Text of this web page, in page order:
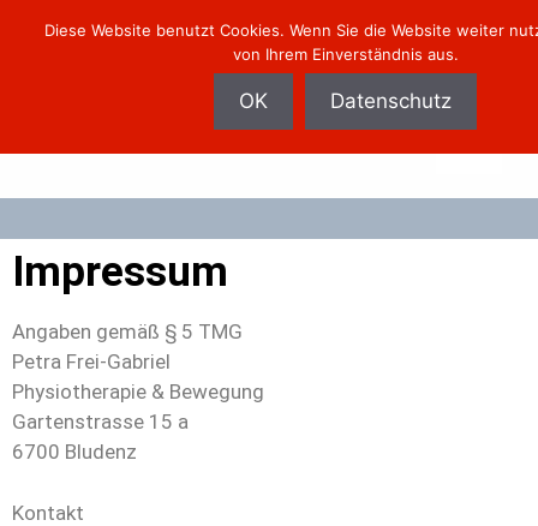
Physiotherapie &
Petra Frei-Gabriel
Impressum
Angaben gemäß § 5 TMG
Petra Frei-Gabriel
Physiotherapie & Bewegung
Gartenstrasse 15 a
6700 Bludenz
Kontakt
Diese Website benutzt Cookies. Wenn Sie die Website weiter
von Ihrem Einverständnis aus.
OK Datenschutz